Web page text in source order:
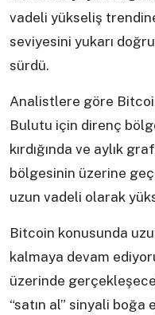
vadeli yükseliş
seviyesini yukarı
sürdü.
Analistlere göre
Bulutu için direnç
kırdığında ve aylık
bölgesinin üzerine
uzun vadeli olarak
Bitcoin konusunda
kalmaya devam
üzerinde
“satın al” sinyali